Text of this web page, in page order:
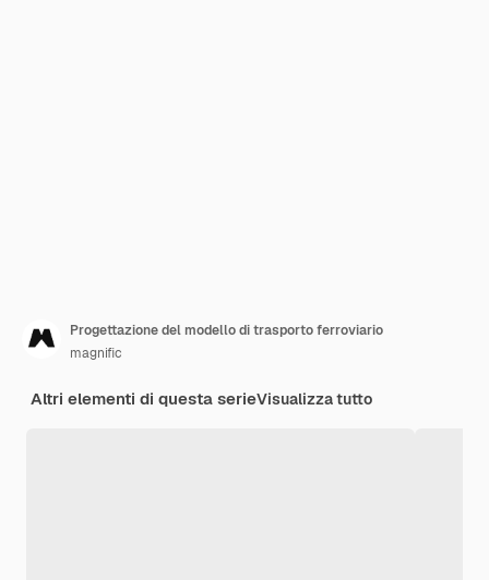
Progettazione del modello di trasporto ferroviario
magnific
Altri elementi di questa serieVisualizza tutto